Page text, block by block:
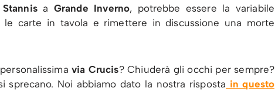
StannisaGrande Inverno, potrebbe essere la variabile
le carte in tavola e rimettere in discussione una morte
via Crucis? Chiuderà gli occhi per sempre?
Noi abbiamo dato la nostra risposta in questo